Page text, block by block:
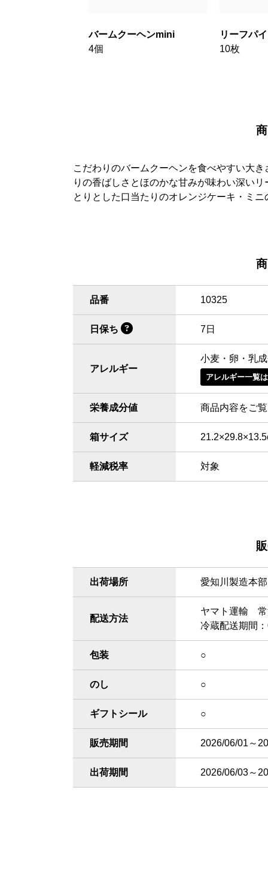
バームクーヘンmini
4個
リーフパイ
10枚
こだわりのバームクーヘンを食べやすい大
りの香ばしさとほのかな甘みが味わい深い
とりとした口当たりのオレンジケーキ・ミニ
品番 10325
日保ち 7日
アレルギー
小麦・卵・乳
アレルギー一覧
栄養成分値 商品内容をご
箱サイズ
軽減税率 対象
出荷場所 愛知川製造本部
配送方法
ヤマト運輸 常
冷蔵配送期間
包装 ○
のし ○
ギフトシール ○
販売期間 2026/06/01～
出荷期間 2026/06/03～